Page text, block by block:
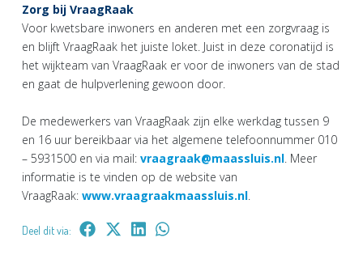
Zorg bij VraagRaak
Voor kwetsbare inwoners en anderen met een zorgvraag is
en blijft VraagRaak het juiste loket. Juist in deze coronatijd is
het wijkteam van VraagRaak er voor de inwoners van de stad
en gaat de hulpverlening gewoon door.
De medewerkers van VraagRaak zijn elke werkdag tussen 9
en 16 uur bereikbaar via het algemene telefoonnummer 010
– 5931500 en via mail: vraagraak@maassluis.nl. Meer
informatie is te vinden op de website van
VraagRaak: www.vraagraakmaassluis.nl.
Deel dit via: